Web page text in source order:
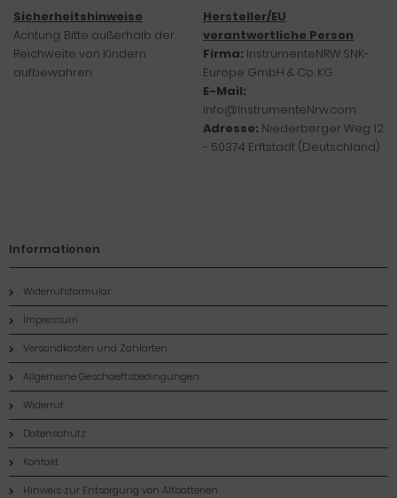
Sicherheitshinweise
Achtung: Bitte außerhalb der
Reichweite von Kindern
aufbewahren.
Hersteller/EU
verantwortliche Person
Firma: InstrumenteNRW SNK-
Europe GmbH & Co. KG
E-Mail:
info@InstrumenteNrw.com
Adresse: Niederberger Weg 12
- 50374 Erftstadt (Deutschland)
Informationen
Widerrufsformular
Impressum
Versandkosten und Zahlarten
Allgemeine Geschaeftsbedingungen
Widerruf
Datenschutz
Kontakt
Hinweis zur Entsorgung von Altbatterien